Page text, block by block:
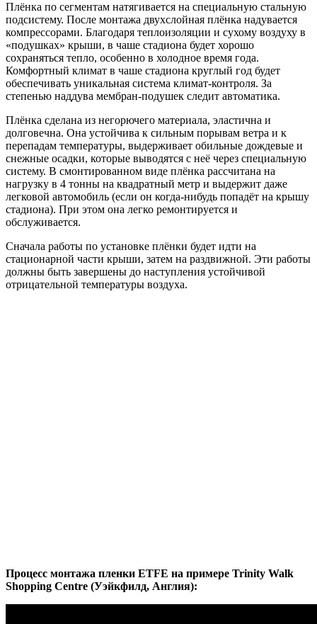
Плёнка по сегментам натягивается на специальную стальную
подсистему. После монтажа двухслойная плёнка надувается
компрессорами. Благодаря теплоизоляции и сухому воздуху в
«подушках» крыши, в чаше стадиона будет хорошо
сохраняться тепло, особенно в холодное время года.
Комфортный климат в чаше стадиона круглый год будет
обеспечивать уникальная система климат-контроля. За
степенью наддува мембран-подушек следит автоматика.
Плёнка сделана из негорючего материала, эластична и
долговечна. Она устойчива к сильным порывам ветра и к
перепадам температуры, выдерживает обильные дождевые и
снежные осадки, которые выводятся с неё через специальную
систему. В смонтированном виде плёнка рассчитана на
нагрузку в 4 тонны на квадратный метр и выдержит даже
легковой автомобиль (если он когда-нибудь попадёт на крышу
стадиона). При этом она легко ремонтируется и
обслуживается.
Сначала работы по установке плёнки будет идти на
стационарной части крыши, затем на раздвижной. Эти работы
должны быть завершены до наступления устойчивой
отрицательной температуры воздуха.
Процесс монтажа пленки ETFE на примере Trinity Walk
Shopping Centre (Уэйкфилд, Англия):